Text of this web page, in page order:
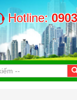
Hotline: